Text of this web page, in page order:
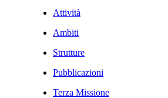
Attività
Ambiti
Strutture
Pubblicazioni
Terza Missione